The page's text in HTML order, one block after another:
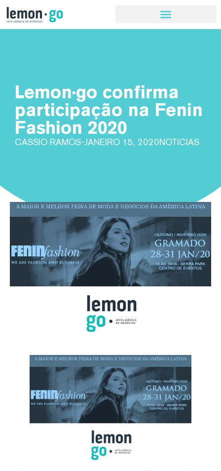
Lemon·go confirma
participação na Fenin
Fashion 2020
CASSIO RAMOS JANEIRO 15, 2020NOTICIAS